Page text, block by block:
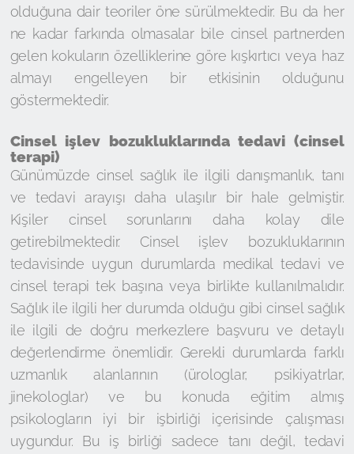
olduğuna dair teoriler öne sürülmektedir. Bu da her
ne kadar farkında olmasalar bile cinsel partnerden
gelen kokuların özelliklerine göre kışkırtıcı veya haz
almayı engelleyen bir etkisinin olduğunu
göstermektedir.
Cinsel işlev bozukluklarında tedavi (cinsel
terapi)
Günümüzde cinsel sağlık ile ilgili danışmanlık, tanı
ve tedavi arayışı daha ulaşılır bir hale gelmiştir.
Kişiler cinsel sorunlarını daha kolay dile
getirebilmektedir. Cinsel işlev bozukluklarının
tedavisinde uygun durumlarda medikal tedavi ve
cinsel terapi tek başına veya birlikte kullanılmalıdır.
Sağlık ile ilgili her durumda olduğu gibi cinsel sağlık
ile ilgili de doğru merkezlere başvuru ve detaylı
değerlendirme önemlidir. Gerekli durumlarda farklı
uzmanlık alanlarının (ürologlar, psikiyatrlar,
jinekologlar) ve bu konuda eğitim almış
psikologların iyi bir işbirliği içerisinde çalışması
uygundur. Bu iş birliği sadece tanı değil, tedavi